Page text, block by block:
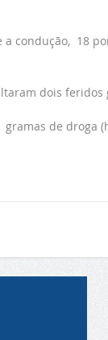
condução, 18
dois feridos
de droga